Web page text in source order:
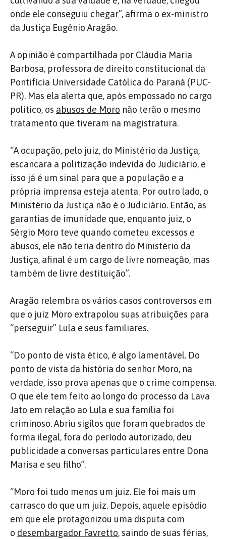
onde ele conseguiu chegar”, afirma o ex-ministro
da Justiça Eugênio Aragão.
A opinião é compartilhada por Cláudia Maria
Barbosa, professora de direito constitucional da
Pontifícia Universidade Católica do Paraná (PUC-
PR). Mas ela alerta que, após empossado no cargo
político, os abusos de Moro não terão o mesmo
tratamento que tiveram na magistratura.
“A ocupação, pelo juiz, do Ministério da Justiça,
escancara a politização indevida do Judiciário, e
isso já é um sinal para que a população e a
própria imprensa esteja atenta. Por outro lado, o
Ministério da Justiça não é o Judiciário. Então, as
garantias de imunidade que, enquanto juiz, o
Sérgio Moro teve quando cometeu excessos e
abusos, ele não teria dentro do Ministério da
Justiça, afinal é um cargo de livre nomeação, mas
também de livre destituição”.
Aragão relembra os vários casos controversos em
que o juiz Moro extrapolou suas atribuições para
“perseguir” Lula e seus familiares.
“Do ponto de vista ético, é algo lamentável. Do
ponto de vista da história do senhor Moro, na
verdade, isso prova apenas que o crime compensa.
O que ele tem feito ao longo do processo da Lava
Jato em relação ao Lula e sua família foi
criminoso. Abriu sigilos que foram quebrados de
forma ilegal, fora do período autorizado, deu
publicidade a conversas particulares entre Dona
Marisa e seu filho”.
“Moro foi tudo menos um juiz. Ele foi mais um
carrasco do que um juiz. Depois, aquele episódio
em que ele protagonizou uma disputa com
o desembargador Favretto, saindo de suas férias,